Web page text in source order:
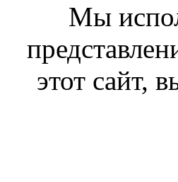
Мы
этот сайт,